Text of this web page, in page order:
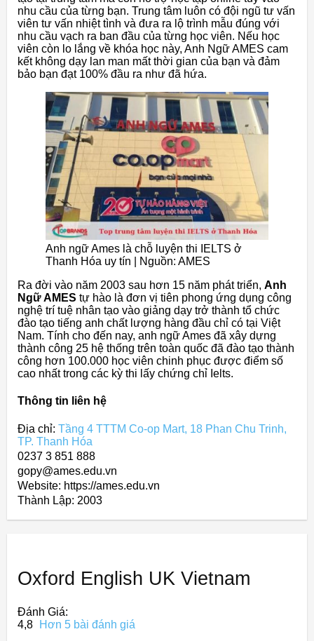
nhu cầu của từng bạn. Trung tâm luôn có đội ngũ tư vấn
viên tư vấn nhiệt tình và đưa ra lộ trình mẫu đúng với
nhu cầu vạch ra ban đầu của từng học viên. Nếu học
viên còn lo lắng về khóa học này, Anh Ngữ AMES cam
kết không dạy lan man mất thời gian của bạn và đảm
bảo bạn đạt 100% đầu ra như đã hứa.
Anh ngữ Ames là chỗ luyện thi IELTS ở
Thanh Hóa uy tín | Nguồn: AMES
Ra đời vào năm 2003 sau hơn 15 năm phát triển, Anh
Ngữ AMES tự hào là đơn vị tiên phong ứng dụng công
nghệ trí tuệ nhân tạo vào giảng dạy trở thành tổ chức
đào tạo tiếng anh chất lượng hàng đầu chỉ có tại Việt
Nam. Tính cho đến nay, anh ngữ Ames đã xây dựng
thành công 25 hệ thống trên toàn quốc đã đào tạo thành
công hơn 100.000 học viên chinh phục được điểm số
cao nhất trong các kỳ thi lấy chứng chỉ Ielts.
Thông tin liên hệ
Địa chỉ: Tầng 4 TTTM Co-op Mart, 18 Phan Chu Trinh,
TP. Thanh Hóa
0237 3 851 888
gopy@ames.edu.vn
Website: https://ames.edu.vn
Thành Lập: 2003
Oxford English UK Vietnam
Đánh Giá:
4,8
Hơn 5 bài đánh giá